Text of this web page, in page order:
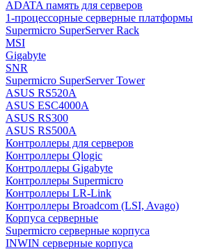
ADATA память для серверов
1-процессорные серверные платформы
Supermicro SuperServer Rack
MSI
Gigabyte
SNR
Supermicro SuperServer Tower
ASUS RS520A
ASUS ESC4000A
ASUS RS300
ASUS RS500A
Контроллеры для серверов
Контроллеры Qlogic
Контроллеры Gigabyte
Контроллеры Supermicro
Контроллеры LR-Link
Контроллеры Broadcom (LSI, Avago)
Корпуса серверные
Supermicro серверные корпуса
INWIN серверные корпуса